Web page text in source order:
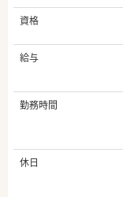
資格
給与
勤務時間
休日